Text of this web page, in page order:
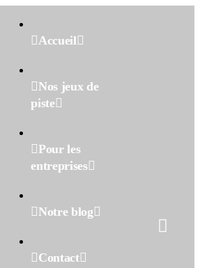
Accueil
Nos jeux de
piste
Pour les
entreprises
Notre blog
Contact